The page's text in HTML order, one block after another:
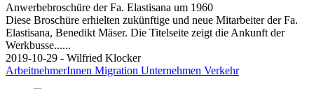
Anwerbebroschüre der Fa. Elastisana um 1960
Diese Broschüre erhielten zukünftige und neue Mitarbeiter der Fa.
Elastisana, Benedikt Mäser. Die Titelseite zeigt die Ankunft der
Werkbusse......
2019-10-29 - Wilfried Klocker
ArbeitnehmerInnen Migration Unternehmen Verkehr